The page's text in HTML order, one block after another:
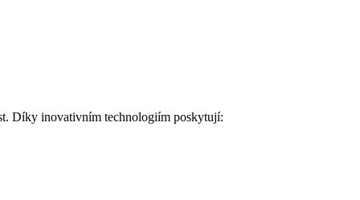
Díky inovativním technologiím poskytují: